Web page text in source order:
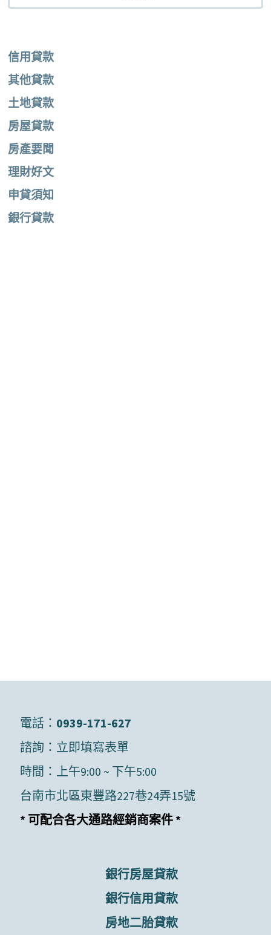
信用貸款
其他貸款
土地貸款
房屋貸款
房產要聞
理財好文
申貸須知
銀行貸款
電話： 0939-171-627
諮詢： 立即填寫表單
時間：上午9:00 ~ 下午5:00
台南市北區東豐路227巷24弄15號
* 可配合各大通路經銷商案件 *
銀行房屋貸款
銀行信用貸款
房地二胎貸款